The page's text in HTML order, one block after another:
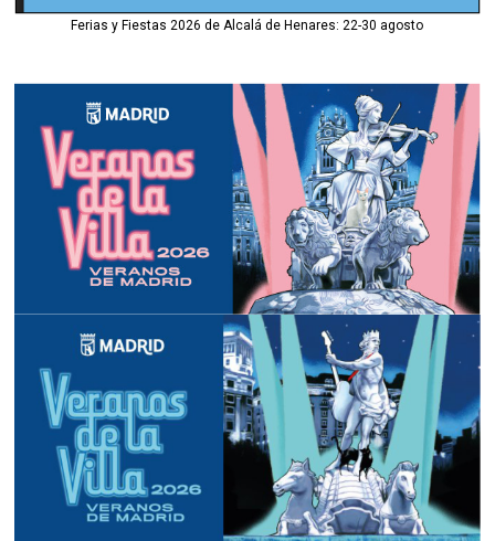
Ferias y Fiestas 2026 de Alcalá de Henares: 22-30 agosto